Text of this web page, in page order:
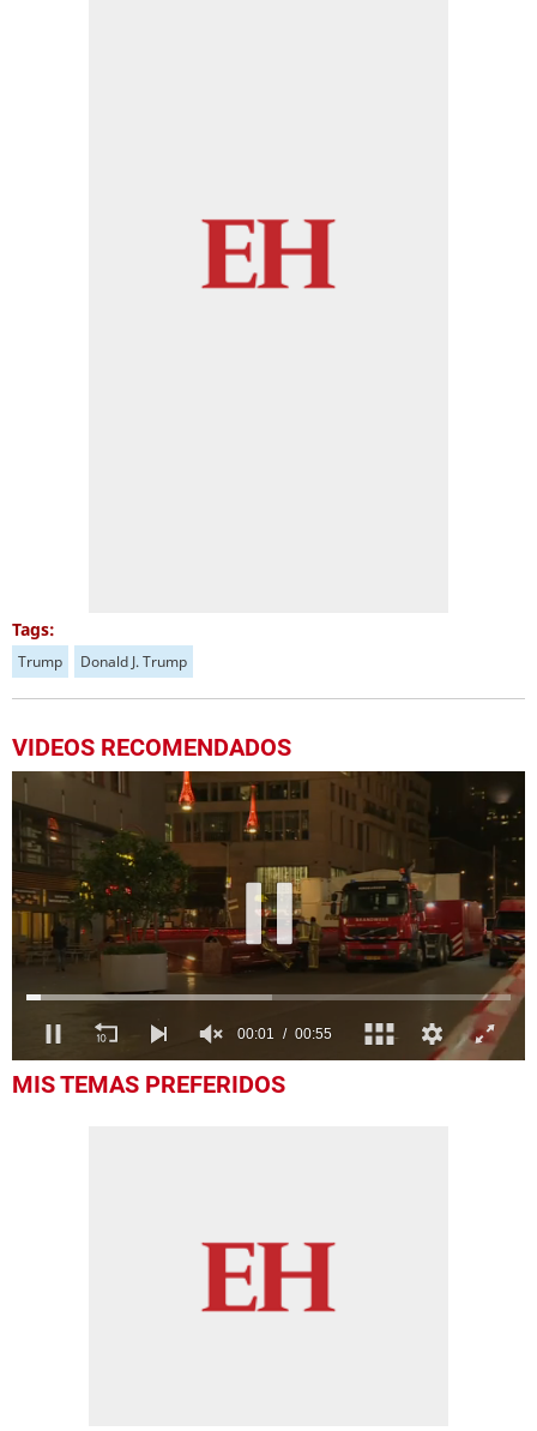
Tags:
Trump Donald J. Trump
VIDEOS RECOMENDADOS
seconds
MIS TEMAS PREFERIDOS